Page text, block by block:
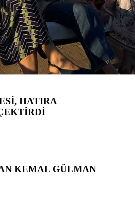
HATIRA
KEMAL GÜLMAN